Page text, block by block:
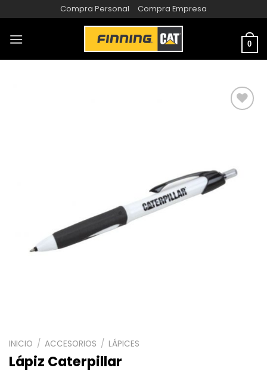
Compra Personal Compra Empresa
0
DESEOS
INICIO / ACCESORIOS / LÁPICES
Lápiz Caterpillar